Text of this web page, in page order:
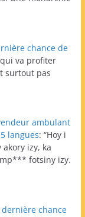
chance de
va profiter
surtout pas
ambulant
langues: “Hoy i
izy, ka
fotsiny izy.
chance